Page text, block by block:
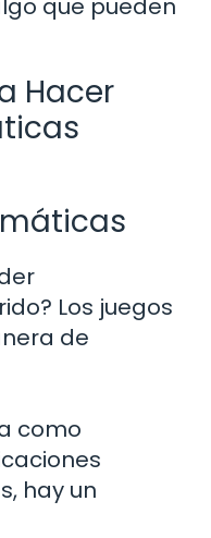
que pueden
Hacer
Los juegos
de
como
hay un